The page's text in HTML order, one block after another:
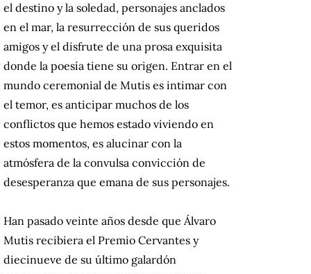
el destino y la soledad, personajes anclados
en el mar, la resurrección de sus queridos
amigos y el disfrute de una prosa exquisita
donde la poesía tiene su origen. Entrar en el
mundo ceremonial de Mutis es intimar con
el temor, es anticipar muchos de los
conflictos que hemos estado viviendo en
estos momentos, es alucinar con la
atmósfera de la convulsa convicción de
desesperanza que emana de sus personajes.
Han pasado veinte años desde que Álvaro
Mutis recibiera el Premio Cervantes y
diecinueve de su último galardón